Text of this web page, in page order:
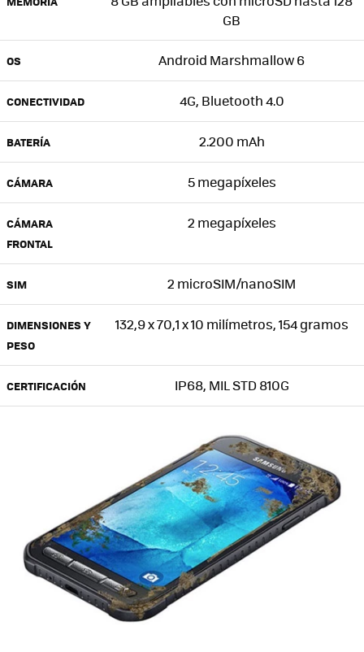
GB
OS Android Marshmallow 6
CONECTIVIDAD 4G, Bluetooth 4.0
BATERÍA 2.200 mAh
CÁMARA 5 megapíxeles
CÁMARA
FRONTAL
2 megapíxeles
SIM 2 microSIM/nanoSIM
DIMENSIONES Y
PESO
132,9 x 70,1 x 10 milímetros, 154 gramos
CERTIFICACIÓN IP68, MIL STD 810G